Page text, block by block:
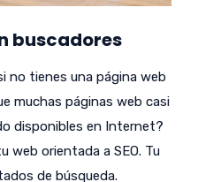
buscadores
no tienes una página web
muchas páginas web casi
disponibles en Internet?
web orientada a SEO. Tu
de búsqueda.